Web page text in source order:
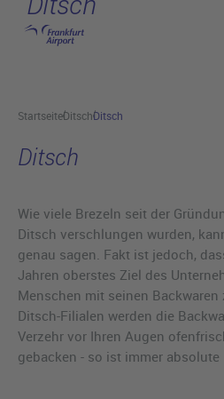
Hauptinhalt anspringen
StartseiteDitschDitsch
Ditsch
Wie viele Brezeln seit der
Ditsch verschlungen wurden,
genau sagen. Fakt ist jedoch,
Jahren oberstes Ziel des
Menschen mit seinen Backwaren
Ditsch-Filialen werden die
Verzehr vor Ihren Augen
gebacken - so ist immer